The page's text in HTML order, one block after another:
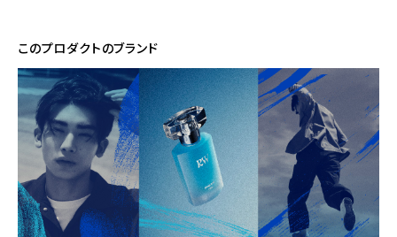
このプロダクトのブランド